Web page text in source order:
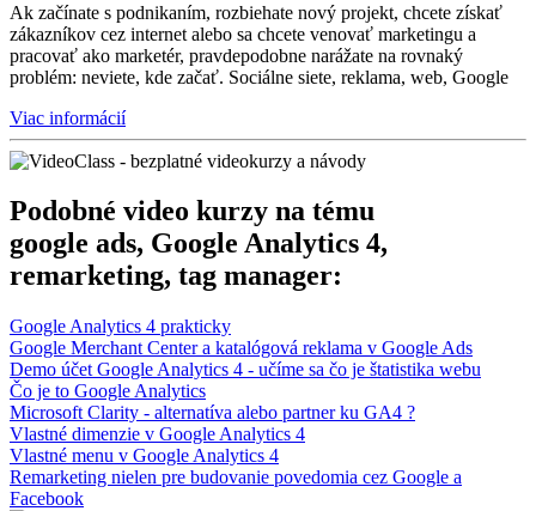
Ak začínate s podnikaním, rozbiehate nový projekt, chcete získať
zákazníkov cez internet alebo sa chcete venovať marketingu a
pracovať ako marketér, pravdepodobne narážate na rovnaký
problém: neviete, kde začať. Sociálne siete, reklama, web, Google
Viac informácií
Podobné video kurzy na tému
google ads, Google Analytics 4,
remarketing, tag manager:
Google Analytics 4 prakticky
Google Merchant Center a katalógová reklama v Google Ads
Demo účet Google Analytics 4 - učíme sa čo je štatistika webu
Čo je to Google Analytics
Microsoft Clarity - alternatíva alebo partner ku GA4 ?
Vlastné dimenzie v Google Analytics 4
Vlastné menu v Google Analytics 4
Remarketing nielen pre budovanie povedomia cez Google a
Facebook